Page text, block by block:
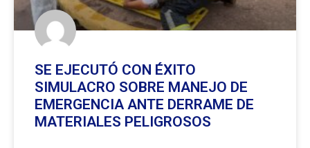
SE EJECUTÓ CON ÉXITO
SIMULACRO SOBRE MANEJO DE
EMERGENCIA ANTE DERRAME DE
MATERIALES PELIGROSOS